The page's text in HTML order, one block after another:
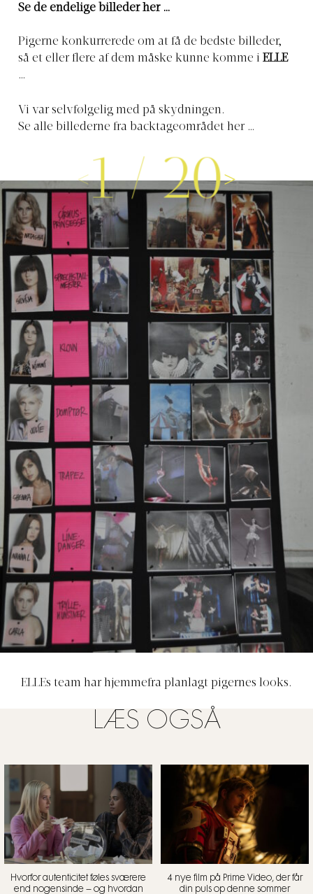
Se de endelige billeder her …
Pigerne konkurrerede om at få de bedste billeder,
så et eller flere af dem måske kunne komme i ELLE
…
Vi var selvfølgelig med på skydningen.
Se alle billederne fra backtageområdet her …
1/20
ELLEs team har hjemmefra planlagt pigernes looks.
LÆS OGSÅ
Hvorfor autenticitet føles sværere
end nogensinde – og hvordan
4 nye film på Prime Video, der får
din puls op denne sommer